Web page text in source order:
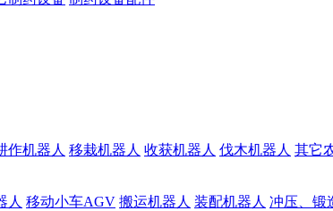
作机器人 移栽机器人 收获机器人 伐木机器人 其它
人 移动小车AGV 搬运机器人 装配机器人 冲压、锻